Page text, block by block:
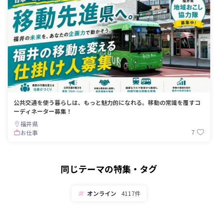
公共交通を使う暮らしは、もっと魅力的になれる。移動の常識を覆すコ
ーディネーター募集！
福井県
お仕事
7
同じテーマの特集・タグ
オンライン 4117件